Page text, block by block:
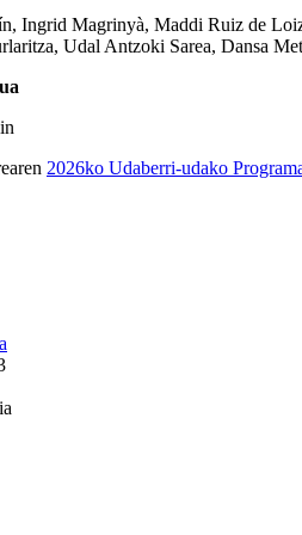
Ingrid Magrinyà, Maddi Ruiz de
Udal Antzoki Sarea, Dansa
2026ko Udaberri-udako